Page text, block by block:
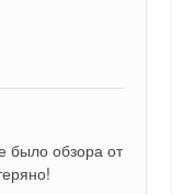
было обзора от